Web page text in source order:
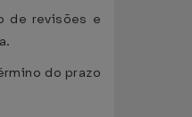
de revisões e
do prazo